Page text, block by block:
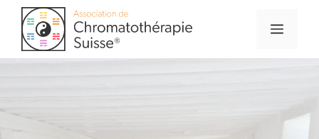
Aller
contenu
Menu